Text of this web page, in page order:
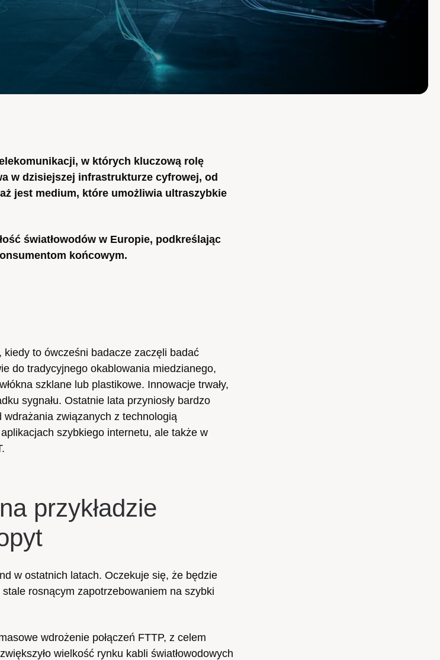
w których kluczową rolę
w dzisiejszej infrastrukturze cyfrowej, od
jest medium, które umożliwia ultraszybkie
światłowodów w Europie, podkreślając
końcowym.
kiedy to ówcześni badacze zaczęli badać
do tradycyjnego okablowania miedzianego,
szklane lub plastikowe. Innowacje trwały,
sygnału. Ostatnie lata przyniosły bardzo
wdrażania związanych z technologią
szybkiego internetu, ale także w
przykładzie
w ostatnich latach. Oczekuje się, że będzie
rosnącym zapotrzebowaniem na szybki
wdrożenie połączeń FTTP, z celem
wielkość rynku kabli światłowodowych